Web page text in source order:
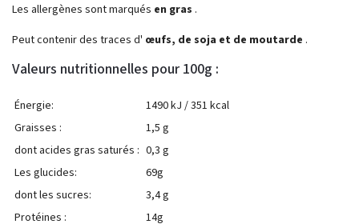
Les allergènes sont marqués en gras .
Peut contenir des traces d' œufs, de soja et de moutarde .
Valeurs nutritionnelles pour 100g :
Énergie:
1490 kJ / 351 kcal
Graisses :
1,5 g
dont acides gras saturés : 0,3 g
Les glucides:
69g
dont les sucres:
3,4 g
Protéines :
14g